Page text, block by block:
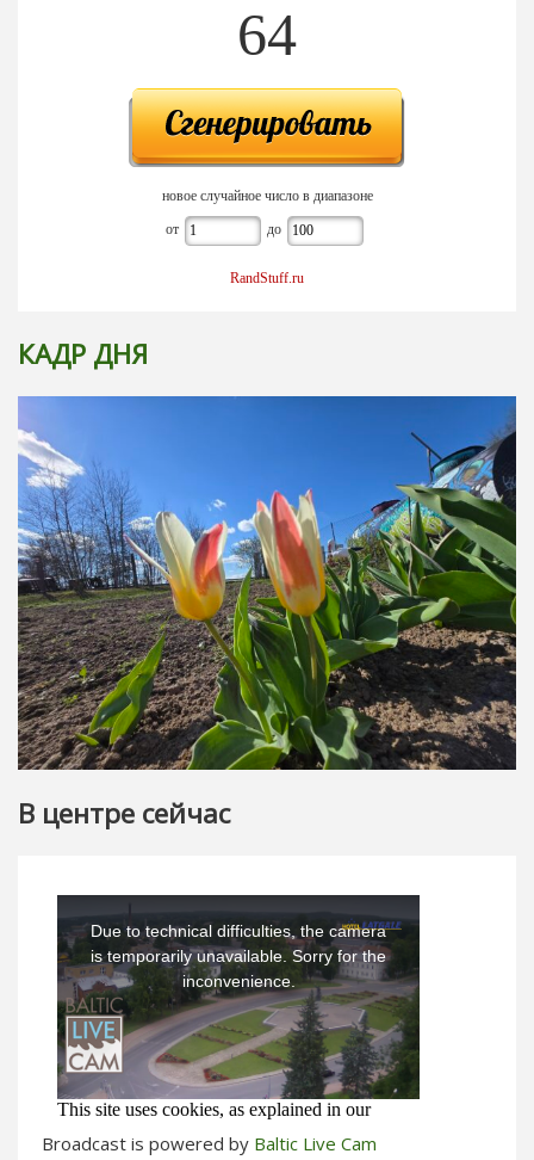
64
новое случайное число в диапазоне
от до
RandStuff.ru
КАДР ДНЯ
В центре сейчас
Broadcast is powered by Baltic Live Cam